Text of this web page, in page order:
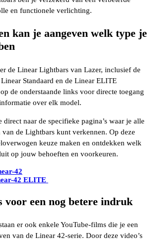
en functionele verlichting.
kan je aangeven welk type je
de Linear Lightbars van Lazer, inclusief de
Standaard en de Linear ELITE
de onderstaande links voor directe toegang
over elk model.
naar de specifieke pagina’s waar je alle
van de Lightbars kunt verkennen. Op deze
keuze maken en ontdekken welk
op jouw behoeften en voorkeuren.
42
42 ELITE
voor een nog betere indruk
er ook enkele YouTube-films die je een
van de Linear 42-serie. Door deze video’s